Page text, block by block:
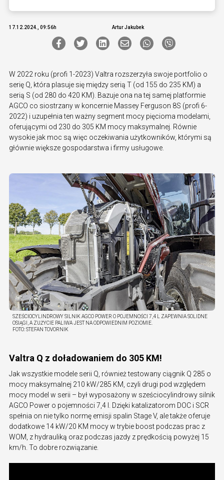
17.12.2024., 09:56h Artur Jakubek
W 2022 roku (profi 1-2023) Valtra rozszerzyła swoje portfolio o
serię Q, która plasuje się między serią T (od 155 do 235 KM) a
serią S (od 280 do 420 KM). Bazuje ona na tej samej platformie
AGCO co siostrzany w koncernie Massey Ferguson 8S (profi 6-
2022) i uzupełnia ten ważny segment mocy pięcioma modelami,
oferującymi od 230 do 305 KM mocy maksymalnej. Równie
wysokie jak moc są więc oczekiwania użytkowników, którymi są
głównie większe gospodarstwa i firmy usługowe.
SZEŚCIOCYLINDROWY SILNIK AGCO POWER O POJEMNOŚCI 7,4 L ZAPEWNIA SOLIDNE
OSIĄGI, A ZUŻYCIE PALIWA JEST NA ODPOWIEDNIM POZIOMIE.
FOTO:STEFAN TOVORNIK
Valtra Q z doładowaniem do 305 KM!
Jak wszystkie modele serii Q, również testowany ciągnik Q 285 o
mocy maksymalnej 210 kW/285 KM, czyli drugi pod względem
mocy model w serii – był wyposażony w sześciocylindrowy silnik
AGCO Power o pojemności 7,4 l. Dzięki katalizatorom DOC i SCR
spełnia on nie tylko normę emisji spalin Stage V, ale także oferuje
dodatkowe 14 kW/20 KM mocy w trybie boost podczas prac z
WOM, z hydrauliką oraz podczas jazdy z prędkością powyżej 15
km/h. To dobre rozwiązanie.